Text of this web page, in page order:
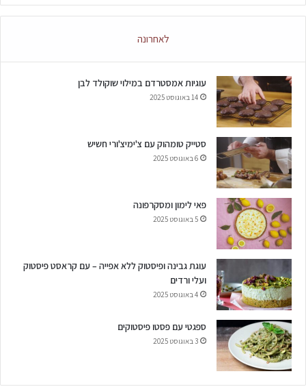
לאחרונה
עוגיות אמסטרדם במילוי שוקולד לבן
14 באוגוסט 2025
סטייק טומהוק עם צ'ימיצ'ורי חשיש
6 באוגוסט 2025
פאי לימון ומסקרפונה
5 באוגוסט 2025
עוגת גבינה ופיסטוק ללא אפייה – עם קראסט פיסטוק
ועלי ורדים
4 באוגוסט 2025
ספגטי עם פסטו פיסטוקים
3 באוגוסט 2025